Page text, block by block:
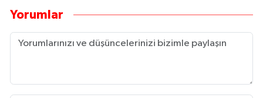
Yorumlar